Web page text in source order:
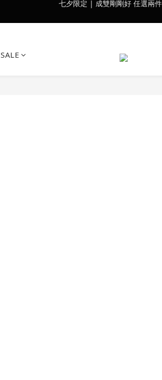
會員訂單滿$2500超取免運
SALE